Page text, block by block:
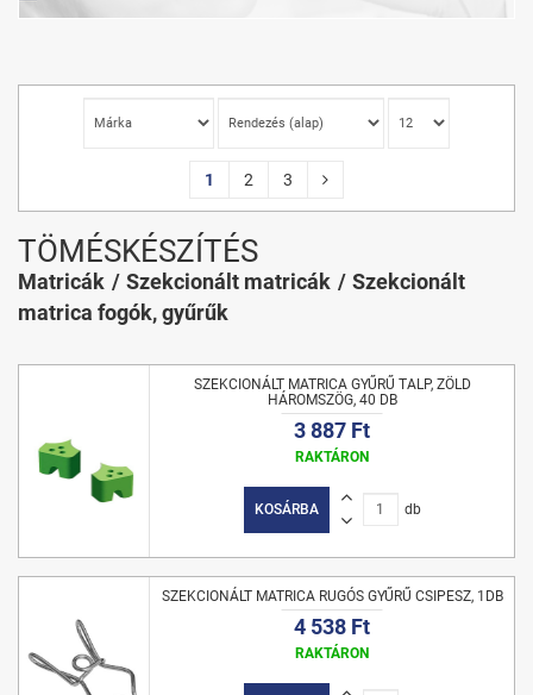
1 2 3
TÖMÉSKÉSZÍTÉS
Matricák Szekcionált matricák
Szekcionált
matrica fogók, gyűrűk
SZEKCIONÁLT MATRICA GYŰRŰ TALP, ZÖLD
HÁROMSZÖG, 40 DB
3 887 Ft
RAKTÁRON
KOSÁRBA db
SZEKCIONÁLT MATRICA RUGÓS GYŰRŰ CSIPESZ, 1DB
4 538 Ft
RAKTÁRON